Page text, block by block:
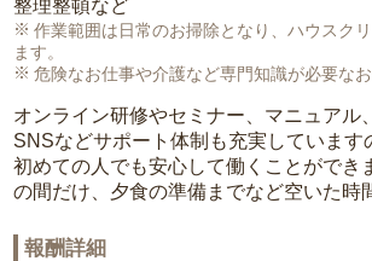
整理整頓など
作業範囲は日常のお掃除となり、ハウスク
ます。
危険なお仕事や介護など専門知識が必要なお
オンライン研修やセミナー、マニュアル
SNSなどサポート体制も充実しています
初めての人でも安心して働くことができ
の間だけ、夕食の準備までなど空いた時
報酬詳細